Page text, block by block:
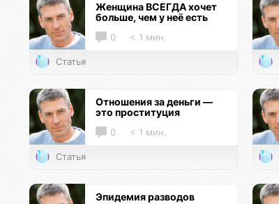
Женщина ВСЕГДА хочет
больше, чем у неё есть
0 < 1 мин.
Статья
Отношения за деньги —
это проституция
0 < 1 мин.
Статья
Эпидемия разводов